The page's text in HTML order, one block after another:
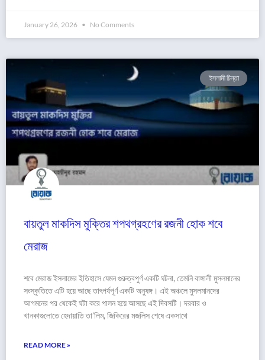
January 26, 2026 No Comments
ইসলামী চিন্তা
বায়তুল মাকদিস মুক্তির শপথগ্রহণের রজনী হোক শবে
মেরাজ
শবে মেরাজ ইসলামের ইতিহাসে যেমন গুরুত্বপুর্ণ একটি ঘটনা, তেমনি বাঙ্গালী মুসলমানের
সংস্কৃতিতে এটি হয়ে আছে তাৎপর্যপূর্ণ একটি অনুষঙ্গ। এই অঞ্চলে মুসলমানদের
আগমনের পর থেকেই ঘটা করে পালন হয়ে আসছে এই দিবসটি। দরবার ও
খানকাগুলোতে হেদায়াতি তা’লিম, জিকিরের মজলিস শেষে একসাথে
READ MORE »